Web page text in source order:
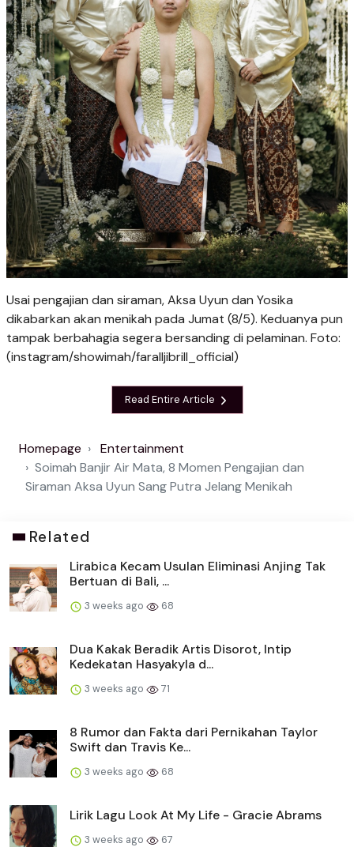
Usai pengajian dan siraman, Aksa Uyun dan Yosika
dikabarkan akan menikah pada Jumat (8/5). Keduanya pun
tampak berbahagia segera bersanding di pelaminan. Foto:
(instagram/showimah/faralljibrill_official)
Read Entire Article
Homepage
Entertainment
Soimah Banjir Air Mata, 8 Momen Pengajian dan
Siraman Aksa Uyun Sang Putra Jelang Menikah
Related
Lirabica Kecam Usulan Eliminasi Anjing Tak
Bertuan di Bali, ...
3 weeks ago 68
Dua Kakak Beradik Artis Disorot, Intip
Kedekatan Hasyakyla d...
3 weeks ago 71
8 Rumor dan Fakta dari Pernikahan Taylor
Swift dan Travis Ke...
3 weeks ago 68
Lirik Lagu Look At My Life - Gracie Abrams
3 weeks ago 67